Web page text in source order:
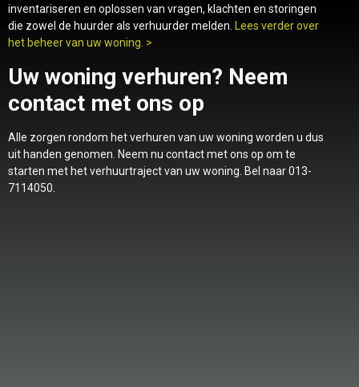
inventariseren en oplossen van vragen, klachten en storingen
die zowel de huurder als verhuurder melden. Lees verder over
het beheer van uw woning. >
Uw woning verhuren? Neem
contact met ons op
Alle zorgen rondom het verhuren van uw woning worden u dus
uit handen genomen. Neem nu contact met ons op om te
starten met het verhuurtraject van uw woning. Bel naar 013-
7114050.